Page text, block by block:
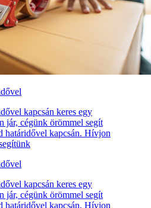
kapcsán keres egy
jár, cégünk örömmel segít
határidővel kapcsán. Hívjon
kapcsán keres egy
jár, cégünk örömmel segít
határidővel kapcsán. Hívjon